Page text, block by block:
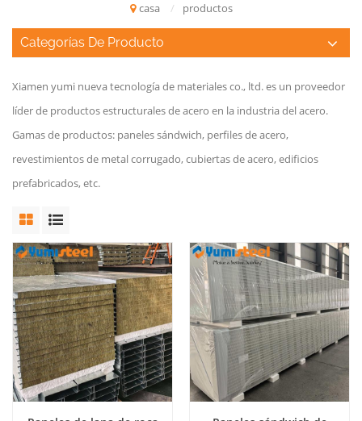
casa / productos
Categorías De Producto
Xiamen yumi nueva tecnología de materiales co., ltd. es un proveedor
líder de productos estructurales de acero en la industria del acero.
Gamas de productos: paneles sándwich, perfiles de acero,
revestimientos de metal corrugado, cubiertas de acero, edificios
prefabricados, etc.